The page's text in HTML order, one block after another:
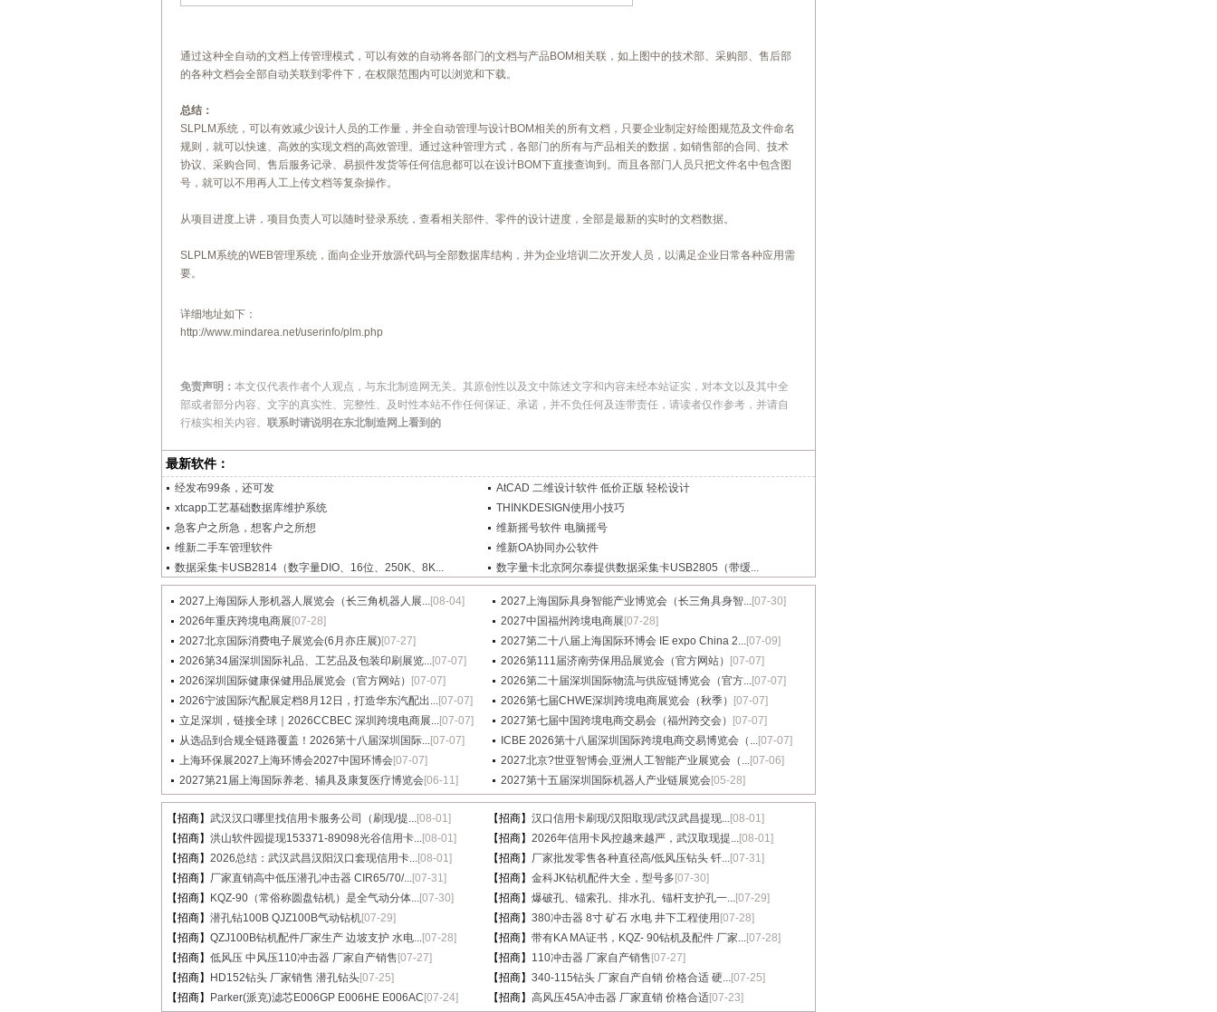
通过这种全自动的文档上传管理模式，可以有效的自动将各部门的文档与产品BOM相关联，如上图中的技术部、采购部、售后部
的各种文档会全部自动关联到零件下，在权限范围内可以浏览和下载。
总结：
SLPLM系统，可以有效减少设计人员的工作量，并全自动管理与设计BOM相关的所有文档，只要企业制定好绘图规范及文件命名
规则，就可以快速、高效的实现文档的高效管理。通过这种管理方式，各部门的所有与产品相关的数据，如销售部的合同、技术
协议、采购合同、售后服务记录、易损件发货等任何信息都可以在设计BOM下直接查询到。而且各部门人员只把文件名中包含图
号，就可以不用再人工上传文档等复杂操作。
从项目进度上讲，项目负责人可以随时登录系统，查看相关部件、零件的设计进度，全部是最新的实时的文档数据。
SLPLM系统的WEB管理系统，面向企业开放源代码与全部数据库结构，并为企业培训二次开发人员，以满足企业日常各种应用需
要。
详细地址如下：
http://www.mindarea.net/userinfo/plm.php
免责声明： 本文仅代表作者个人观点，与东北制造网无关。其原创性以及文中陈述文字和内容未经本站证实，对本文以及其中全
部或者部分内容、文字的真实性、完整性、及时性本站不作任何保证、承诺，并不负任何及连带责任，请读者仅作参考，并请自
行核实相关内容。 联系时请说明在东北制造网上看到的
最新软件：
经发布99条，还可发
AtCAD 二维设计软件 低价正版 轻松设计
xtcapp工艺基础数据库维护系统
THINKDESIGN使用小技巧
急客户之所急，想客户之所想
维新摇号软件 电脑摇号
维新二手车管理软件
维新OA协同办公软件
数据采集卡USB2814（数字量DIO、16位、250K、8K...
数字量卡北京阿尔泰提供数据采集卡USB2805（带缓...
2027上海国际人形机器人展览会（长三角机器人展...[08-04] 2027上海国际具身智能产业博览会（长三角具身智...[07-30]
2026年重庆跨境电商展 [07-28] 2027中国福州跨境电商展 [07-28]
2027北京国际消费电子展览会(6月亦庄展)[07-27] 2027第二十八届上海国际环博会 IE expo China 2...[07-09]
2026第34届深圳国际礼品、工艺品及包装印刷展览...[07-07] 2026第111届济南劳保用品展览会（官方网站）
[07-07]
2026深圳国际健康保健用品展览会（官方网站）
[07-07] 2026第二十届深圳国际物流与供应链博览会（官方...[07-07]
2026宁波国际汽配展定档8月12日，打造华东汽配出...[07-07] 2026第七届CHWE深圳跨境电商展览会（秋季）
[07-07]
立足深圳，链接全球｜2026CCBEC 深圳跨境电商展...[07-07] 2027第七届中国跨境电商交易会（福州跨交会）
[07-07]
从选品到合规全链路覆盖！2026第十八届深圳国际...[07-07] ICBE 2026第十八届深圳国际跨境电商交易博览会（...[07-07]
上海环保展2027上海环博会2027中国环博会[07-07] 2027北京?世亚智博会,亚洲人工智能产业展览会（...[07-06]
2027第21届上海国际养老、辅具及康复医疗博览会[06-11] 2027第十五届深圳国际机器人产业链展览会[05-28]
【招商】 武汉汉口哪里找信用卡服务公司（刷现/提...[08-01] 【招商】 汉口信用卡刷现/汉阳取现/武汉武昌提现...[08-01]
【招商】 洪山软件园提现153371-89098光谷信用卡...[08-01] 【招商】 2026年信用卡风控越来越严，武汉取现提...[08-01]
【招商】 2026总结：武汉武昌汉阳汉口套现信用卡...[08-01] 【招商】 厂家批发零售各种直径高/低风压钻头 钎...[07-31]
【招商】 厂家直销高中低压潜孔冲击器 CIR65/70/...[07-31] 【招商】 金科JK钻机配件大全，型号多 [07-30]
【招商】
KQZ-90（常俗称圆盘钻机）是全气动分体...[07-30] 【招商】 爆破孔、锚索孔、排水孔、锚杆支护孔一...[07-29]
【招商】 潜孔钻100B QJZ100B气动钻机[07-29] 【招商】 380冲击器 8寸 矿石 水电 井下工程使用 [07-28]
【招商】 QZJ100B钻机配件厂家生产 边坡支护 水电...[07-28] 【招商】 带有KA MA证书，KQZ- 90钻机及配件 厂家...[07-28]
【招商】 低风压 中风压110冲击器 厂家自产销售 [07-27] 【招商】 110冲击器 厂家自产销售 [07-27]
【招商】
HD152钻头 厂家销售 潜孔钻头[07-25] 【招商】 340-115钻头 厂家自产自销 价格合适 硬...[07-25]
【招商】
Parker(派克)滤芯E006GP E006HE E006AC [07-24] 【招商】 高风压45A冲击器 厂家直销 价格合适[07-23]